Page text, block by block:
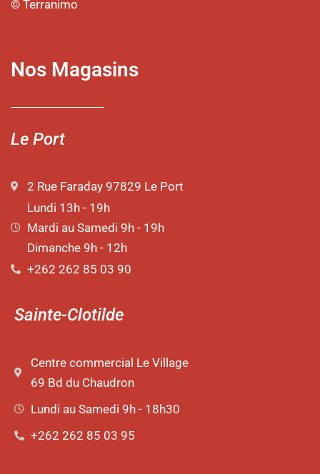
© Terranimo
Nos Magasins
Le Port
2 Rue Faraday 97829 Le Port
Lundi 13h - 19h
Mardi au Samedi 9h - 19h
Dimanche 9h - 12h
+262 262 85 03 90
Sainte-Clotilde
Centre commercial Le Village
69 Bd du Chaudron
Lundi au Samedi 9h - 18h30
+262 262 85 03 95